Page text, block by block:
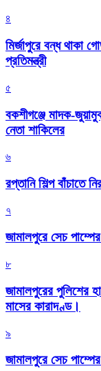
৪
মির্জাপুরে বন্ধ থাকা
প্রতিমন্ত্রী
৫
বকশীগঞ্জে মাদক-
নেতা শাকিলের
৬
রপ্তানি শিল্প বাঁচাতে
৭
জামালপুরে সেচ
৮
জামালপুরের পুলিশের
মাসের কারাদণ্ড।
৯
জামালপুরে সেচ